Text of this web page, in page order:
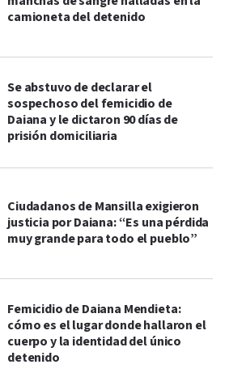
camioneta del detenido
Se abstuvo de declarar el
sospechoso del femicidio de
Daiana y le dictaron 90 días de
prisión domiciliaria
Ciudadanos de Mansilla exigieron
justicia por Daiana: “Es una pérdida
muy grande para todo el pueblo”
Femicidio de Daiana Mendieta:
cómo es el lugar donde hallaron el
cuerpo y la identidad del único
detenido